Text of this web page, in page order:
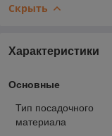
Скрыть
Характеристики
Основные
Тип посадочного
материала